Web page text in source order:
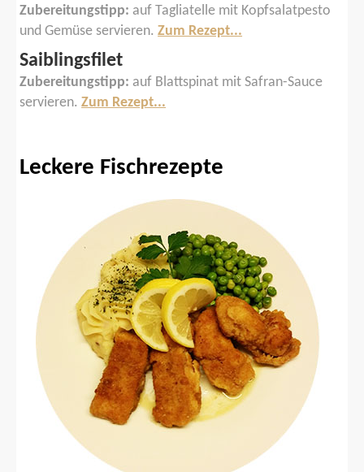
Zubereitungstipp:auf Tagliatelle mit Kopfsalatpesto
und Gemüse servieren.Zum Rezept...
Saiblingsfilet
Zubereitungstipp: auf Blattspinat mit Safran-Sauce
servieren.Zum Rezept...
Leckere Fischrezepte